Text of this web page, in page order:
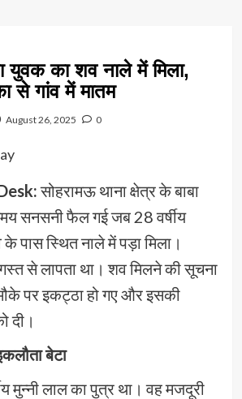
युवक का शव नाले में मिला,
से गांव में मातम
August 26, 2025 0
सोहरामऊ थाना क्षेत्र के बाबा
सनसनी फैल गई जब 28 वर्षीय
के पास स्थित नाले में पड़ा मिला।
से लापता था। शव मिलने की सूचना
पर इकट्ठा हो गए और इसकी
दी।
बेटा
मुन्नी लाल का पुत्र था। वह मजदूरी